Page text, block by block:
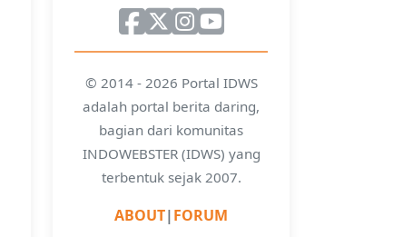
© 2014 - 2026 Portal IDWS
adalah portal berita daring,
bagian dari komunitas
INDOWEBSTER (IDWS) yang
terbentuk sejak 2007.
ABOUT|FORUM